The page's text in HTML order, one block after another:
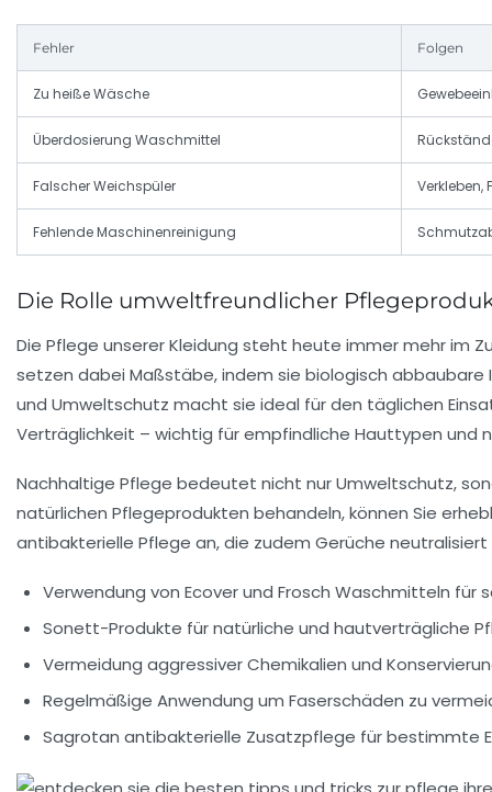
Fehler Folgen
Zu heiße Wäsche
Überdosierung Waschmittel
Falscher Weichspüler Verkleben,
Fehlende Maschinenreinigung
Die Rolle umweltfreundlicher
Die Pflege unserer Kleidung steht heute immer mehr im
setzen dabei Maßstäbe, indem sie biologisch
und Umweltschutz macht sie ideal für den täglichen
Verträglichkeit – wichtig für empfindliche Hauttypen und
Nachhaltige Pflege bedeutet nicht nur Umweltschutz,
natürlichen Pflegeprodukten behandeln, können Sie
antibakterielle Pflege an, die zudem Gerüche
Verwendung von Ecover und Frosch Waschmitteln für
Sonett-Produkte für natürliche und hautverträgliche
Vermeidung aggressiver Chemikalien und
Regelmäßige Anwendung um Faserschäden zu
Sagrotan antibakterielle Zusatzpflege für bestimmte